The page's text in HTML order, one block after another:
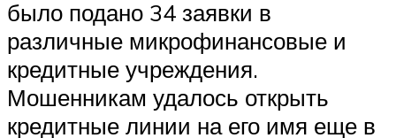
было подано 34 заявки в
различные микрофинансовые и
кредитные учреждения.
Мошенникам удалось открыть
кредитные линии на его имя еще в